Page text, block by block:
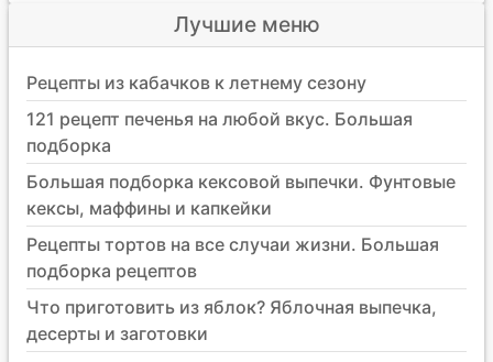
Лучшие меню
Рецепты из кабачков к летнему сезону
121 рецепт печенья на любой вкус. Большая
подборка
Большая подборка кексовой выпечки. Фунтовые
кексы, маффины и капкейки
Рецепты тортов на все случаи жизни. Большая
подборка рецептов
Что приготовить из яблок? Яблочная выпечка,
десерты и заготовки